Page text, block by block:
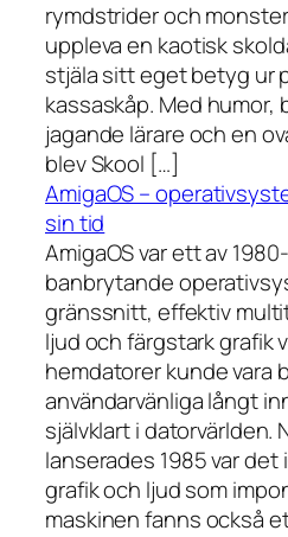
rymdstrider och
uppleva en kaotisk
stjäla sitt eget betyg ur
kassaskåp. Med humor,
jagande lärare och en
blev Skool […]
AmigaOS –
sin tid
AmigaOS var ett av
banbrytande
gränssnitt, effektiv
ljud och färgstark grafik
hemdatorer kunde vara
användarvänliga långt
självklart i datorvärlden.
lanserades 1985 var
grafik och ljud som
maskinen fanns också